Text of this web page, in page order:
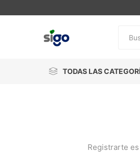
TODAS LAS
Registrarte